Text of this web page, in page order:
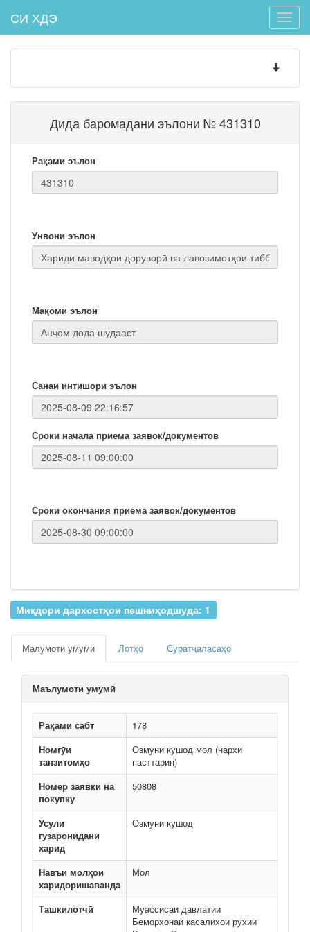
Toggle
СИ ХДЭ
Toggle
Дида баромадани эълони № 431310
Рақами эълон
Унвони эълон
Мақоми эълон
Санаи интишори эълон
Сроки начала приема заявок/документов
Сроки окончания приема заявок/документов
Миқдори дархостҳои пешниҳодшуда: 1
Малумоти умумӣ Лотҳо Суратҷаласаҳо
Маълумоти умумӣ
Рақами сабт
178
Номгӯи
танзитомҳо
Озмуни кушод мол (нархи
пасттарин)
Номер заявки на
покупку
50808
Усули
гузаронидани
харид
Озмуни кушод
Навъи молҳои
харидоришаванда
Мол
Ташкилотчӣ
Муассисаи давлатии
Беморхонаи касалихои рухии